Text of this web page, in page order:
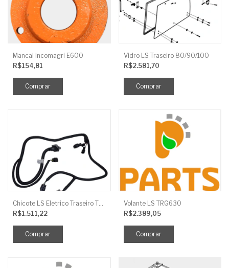
Mancal Incomagri E600
R$154,81
Vidro LS Traseiro 80/90/100
R$2.581,70
R$1.511,22
Volante LS TRG630
R$2.389,05